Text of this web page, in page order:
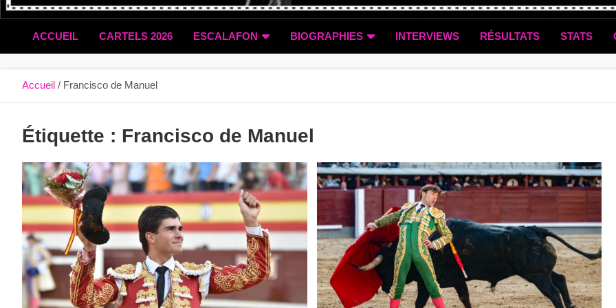
ACCUEIL CARTELS 2026 ESCALAFON BIOGRAPHIES INTERVIEWS RÉSULTATS STATS
Accueil Francisco de Manuel
Étiquette : Francisco de Manuel